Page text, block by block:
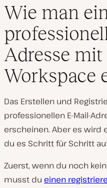
Wie man
Adresse
Workspace
Das Erstellen und
professionellen E-Mail-
erscheinen. Aber es wird
du es Schritt für Schritt
Zuerst, wenn du noch
musst du einen